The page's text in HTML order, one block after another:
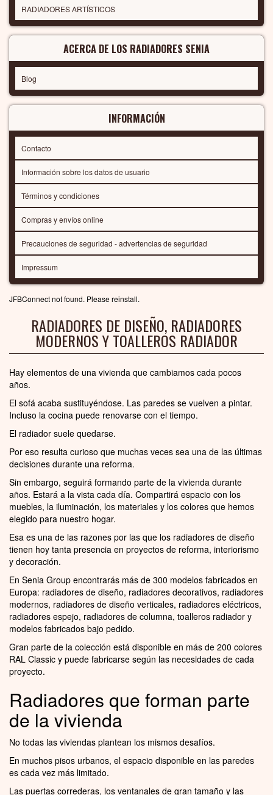
RADIADORES ARTÍSTICOS
ACERCA DE LOS RADIADORES SENIA
Blog
INFORMACIÓN
Contacto
Información sobre los datos de usuario
Términos y condiciones
Compras y envíos online
Precauciones de seguridad - advertencias de seguridad
Impressum
JFBConnect not found. Please reinstall.
RADIADORES DE DISEÑO, RADIADORES
MODERNOS Y TOALLEROS RADIADOR
Hay elementos de una vivienda que cambiamos cada pocos
años.
El sofá acaba sustituyéndose. Las paredes se vuelven a pintar.
Incluso la cocina puede renovarse con el tiempo.
El radiador suele quedarse.
Por eso resulta curioso que muchas veces sea una de las últimas
decisiones durante una reforma.
Sin embargo, seguirá formando parte de la vivienda durante
años. Estará a la vista cada día. Compartirá espacio con los
muebles, la iluminación, los materiales y los colores que hemos
elegido para nuestro hogar.
Esa es una de las razones por las que los radiadores de diseño
tienen hoy tanta presencia en proyectos de reforma, interiorismo
y decoración.
En Senia Group encontrarás más de 300 modelos fabricados en
Europa: radiadores de diseño, radiadores decorativos, radiadores
modernos, radiadores de diseño verticales, radiadores eléctricos,
radiadores espejo, radiadores de columna, toalleros radiador y
modelos fabricados bajo pedido.
Gran parte de la colección está disponible en más de 200 colores
RAL Classic y puede fabricarse según las necesidades de cada
proyecto.
Radiadores que forman parte
de la vivienda
No todas las viviendas plantean los mismos desafíos.
En muchos pisos urbanos, el espacio disponible en las paredes
es cada vez más limitado.
Las puertas correderas, los ventanales de gran tamaño y las